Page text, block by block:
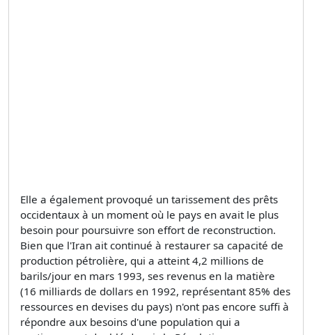
Elle a également provoqué un tarissement des prêts
occidentaux à un moment où le pays en avait le plus
besoin pour poursuivre son effort de reconstruction.
Bien que l'Iran ait continué à restaurer sa capacité de
production pétrolière, qui a atteint 4,2 millions de
barils/jour en mars 1993, ses revenus en la matière
(16 milliards de dollars en 1992, représentant 85% des
ressources en devises du pays) n'ont pas encore suffi à
répondre aux besoins d'une population qui a